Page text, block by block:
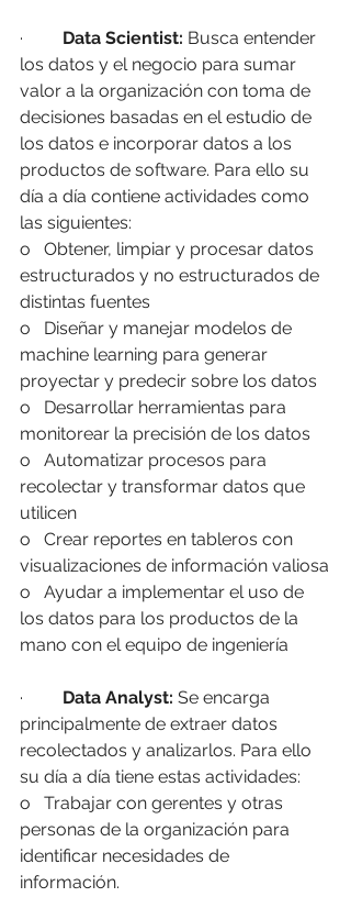
· Data Scientist: Busca entender
los datos y el negocio para sumar
valor a la organización con toma de
decisiones basadas en el estudio de
los datos e incorporar datos a los
productos de software. Para ello su
día a día contiene actividades como
las siguientes:
o   Obtener, limpiar y procesar datos
estructurados y no estructurados de
distintas fuentes
o   Diseñar y manejar modelos de
machine learning para generar
proyectar y predecir sobre los datos
o   Desarrollar herramientas para
monitorear la precisión de los datos
o   Automatizar procesos para
recolectar y transformar datos que
utilicen
o   Crear reportes en tableros con
visualizaciones de información valiosa
o   Ayudar a implementar el uso de
los datos para los productos de la
mano con el equipo de ingeniería
· Data Analyst: Se encarga
principalmente de extraer datos
recolectados y analizarlos. Para ello
su día a día tiene estas actividades:
o   Trabajar con gerentes y otras
personas de la organización para
identificar necesidades de
información.